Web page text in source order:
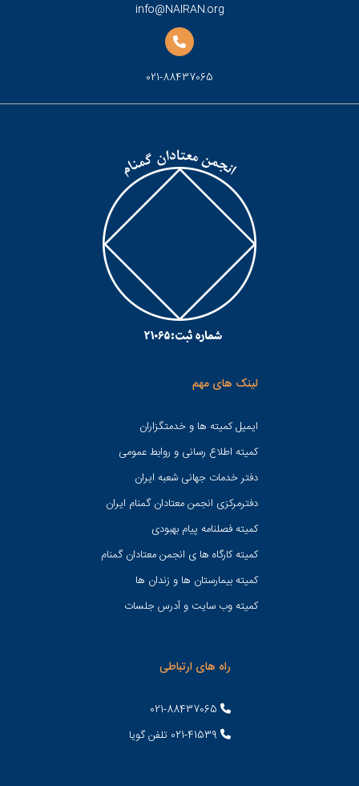
info@NAIRAN.org
021-88437065
لینک های مهم
ایمیل کمیته ها و خدمتگزاران
کميته اطلاع رسانی و روابط عمومی
دفتر خدمات جهانی شعبه ايران
دفترمرکزی انجمن معتادان گمنام ایران
کمیته فصلنامه پیام بهبودی
کمیته کارگاه ها ی انجمن معتادان گمنام
کمیته بیمارستان ها و زندان ها
کمیته وب سایت و آدرس جلسات
راه های ارتباطی